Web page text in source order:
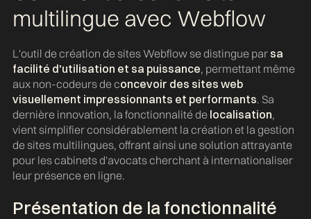
multilingue avec Webflow
L'outil de création de sites Webflow se distingue par sa
facilité d'utilisation et sa puissance, permettant même
aux non-codeurs de concevoir des sites web
visuellement impressionnants et performants. Sa
dernière innovation, la fonctionnalité de localisation,
vient simplifier considérablement la création et la gestion
de sites multilingues, offrant ainsi une solution attrayante
pour les cabinets d'avocats cherchant à internationaliser
leur présence en ligne.
Présentation de la fonctionnalité